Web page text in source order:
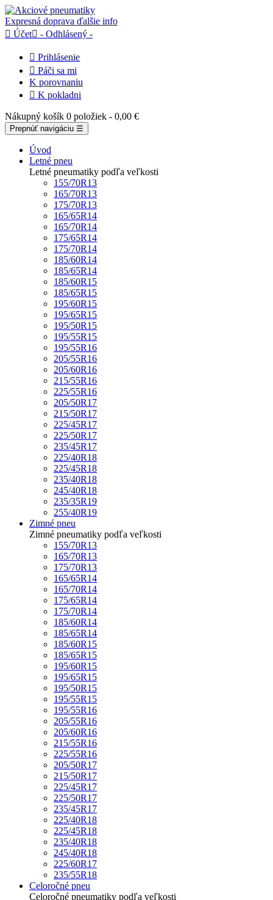
Expresná doprava ďalšie info
 Účet - Odhlásený -
 Prihlásenie
 Páči sa mi
K porovnaniu
 K pokladni
Nákupný košík 0 položiek - 0,00 €
Prepnúť navigáciu ☰
Úvod
Letné pneu
Letné pneumatiky podľa veľkosti
155/70R13
165/70R13
175/70R13
165/65R14
165/70R14
175/65R14
175/70R14
185/60R14
185/65R14
185/60R15
185/65R15
195/60R15
195/65R15
195/50R15
195/55R15
195/55R16
205/55R16
205/60R16
215/55R16
225/55R16
205/50R17
215/50R17
225/45R17
225/50R17
235/45R17
225/40R18
225/45R18
235/40R18
245/40R18
235/35R19
255/40R19
Zimné pneu
Zimné pneumatiky podľa veľkosti
155/70R13
165/70R13
175/70R13
165/65R14
165/70R14
175/65R14
175/70R14
185/60R14
185/65R14
185/60R15
185/65R15
195/60R15
195/65R15
195/50R15
195/55R15
195/55R16
205/55R16
205/60R16
215/55R16
225/55R16
205/50R17
215/50R17
225/45R17
225/50R17
235/45R17
225/40R18
225/45R18
235/40R18
245/40R18
225/60R17
235/55R18
Celoročné pneu
Celoročné pneumatiky podľa veľkosti